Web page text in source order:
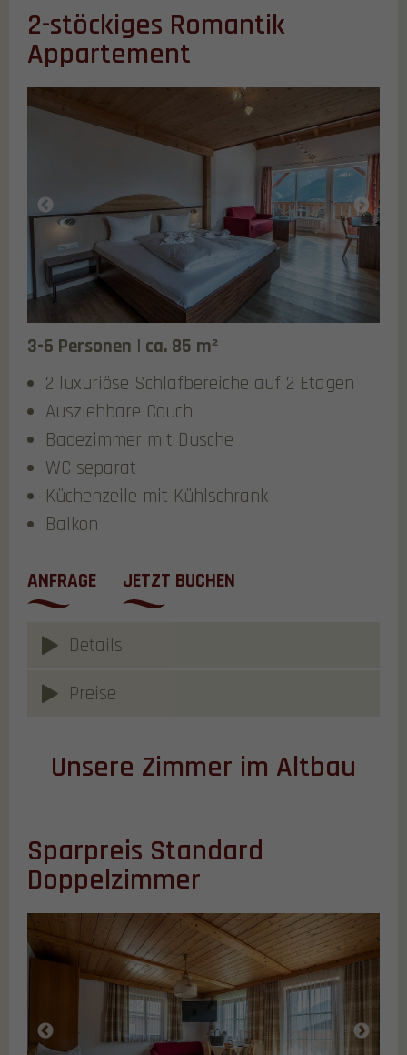
2-stöckiges Romantik
Appartement
3-6 Personen | ca. 85 m²
2 luxuriöse Schlafbereiche auf 2 Etagen
Ausziehbare Couch
Badezimmer mit Dusche
WC separat
Küchenzeile mit Kühlschrank
Balkon
ANFRAGE JETZT BUCHEN
Details
Preise
Unsere Zimmer im Altbau
Sparpreis Standard
Doppelzimmer